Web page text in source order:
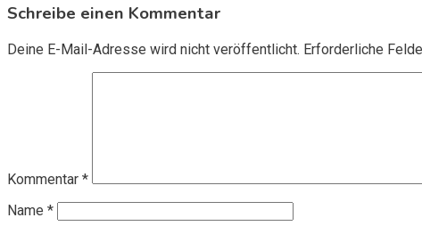
Schreibe einen Kommentar
Deine E-Mail-Adresse wird nicht veröffentlicht. Erforderliche
Kommentar *
Name *